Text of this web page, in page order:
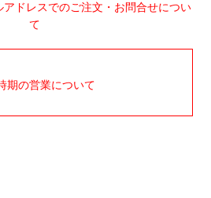
サ
メ
アドレスでのご注文・お問合せについ
て
期の営業について